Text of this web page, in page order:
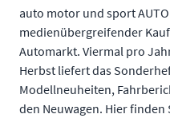
auto motor und sport
medienübergreifender
Automarkt. Viermal pro
Herbst liefert das
Modellneuheiten,
den Neuwagen. Hier